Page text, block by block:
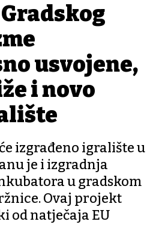
usvojene,
i novo
izgrađeno igralište u
je i izgradnja
u gradskom
Ovaj projekt
od natječaja EU